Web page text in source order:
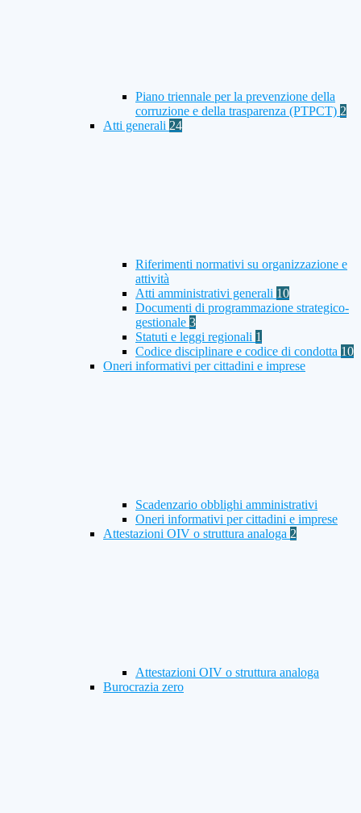
Piano triennale per la prevenzione della
corruzione e della trasparenza (PTPCT) 2
Atti generali 24
Riferimenti normativi su organizzazione e
attività
Atti amministrativi generali 10
Documenti di programmazione strategico-
gestionale 3
Statuti e leggi regionali 1
Codice disciplinare e codice di condotta 10
Oneri informativi per cittadini e imprese
Scadenzario obblighi amministrativi
Oneri informativi per cittadini e imprese
Attestazioni OIV o struttura analoga 2
Attestazioni OIV o struttura analoga
Burocrazia zero